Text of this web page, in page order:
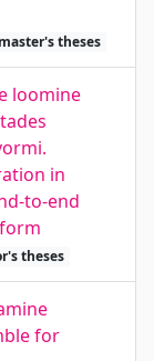
master's theses
loomine
in
to-end
theses
for